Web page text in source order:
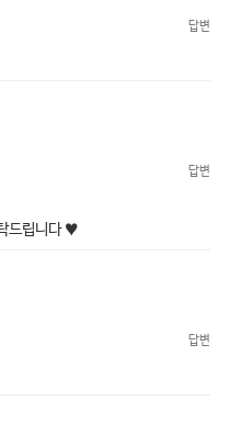
답변
답변
드립니다 ♥
답변